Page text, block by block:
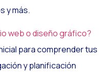
y más.
web o diseño gráfico?
para comprender tus
y planificación